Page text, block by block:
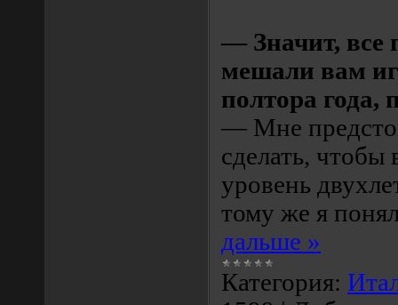
— Значит, все
мешали вам
полтора года,
— Мне
сделать, чтобы
уровень
тому же я
дальше »
Категория: